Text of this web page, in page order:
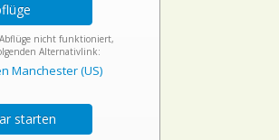
nicht funktioniert,
Alternativlink:
Manchester (US)
starten